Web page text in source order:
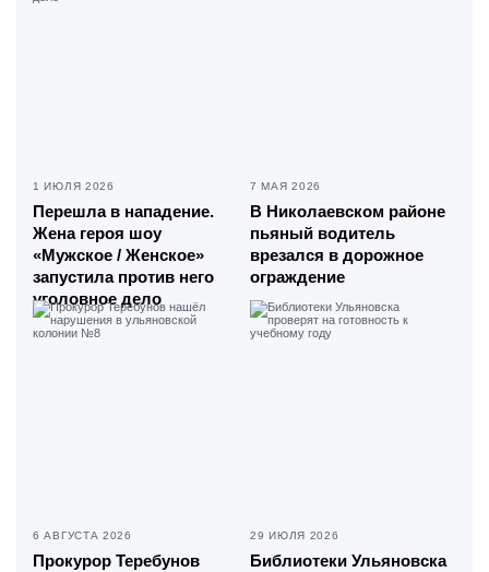
1 ИЮЛЯ 2026
Перешла в нападение.
Жена героя шоу
«Мужское / Женское»
запустила против него
уголовное дело
7 МАЯ 2026
В Николаевском районе
пьяный водитель
врезался в дорожное
ограждение
6 АВГУСТА 2026
Прокурор Теребунов
29 ИЮЛЯ 2026
Библиотеки Ульяновска